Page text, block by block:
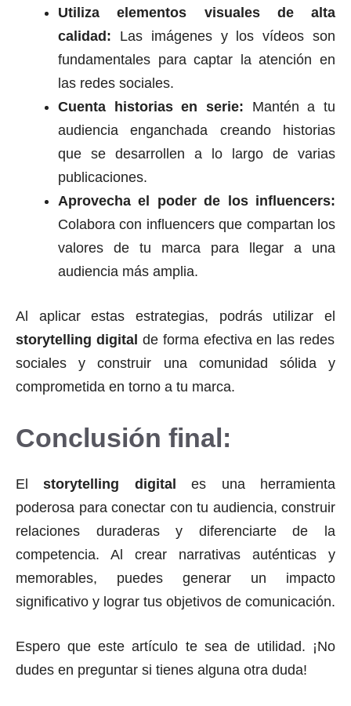
Utiliza elementos visuales de alta
calidad: Las imágenes y los vídeos son
fundamentales para captar la atención en
las redes sociales.
Cuenta historias en serie: Mantén a tu
audiencia enganchada creando historias
que se desarrollen a lo largo de varias
publicaciones.
Aprovecha el poder de los influencers:
Colabora con influencers que compartan los
valores de tu marca para llegar a una
audiencia más amplia.
Al aplicar estas estrategias, podrás utilizar el
storytelling digital de forma efectiva en las redes
sociales y construir una comunidad sólida y
comprometida en torno a tu marca.
Conclusión final:
Elstorytelling digitales una herramienta
poderosa para conectar con tu audiencia, construir
relaciones duraderas y diferenciarte de la
competencia. Al crear narrativas auténticas y
memorables, puedes generar un impacto
significativo y lograr tus objetivos de comunicación.
Espero que este artículo te sea de utilidad. ¡No
dudes en preguntar si tienes alguna otra duda!